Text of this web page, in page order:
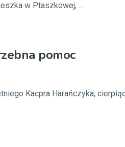
w Ptaszkowej, ...
pomoc
Kacpra Harańczyka,